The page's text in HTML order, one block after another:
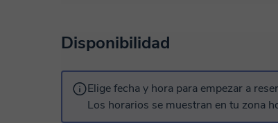
Disponibilidad
Elige fecha y hora para empezar a
Los horarios se muestran en tu zona